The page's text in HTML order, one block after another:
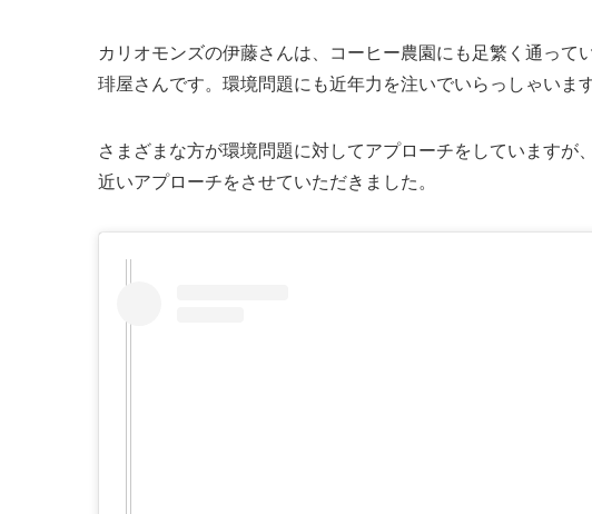
カリオモンズの伊藤さんは、コーヒー農園にも足繁く通っ
琲屋さんです。環境問題にも近年力を注いでいらっしゃいます
さまざまな方が環境問題に対してアプローチをしています
近いアプローチをさせていただきました。